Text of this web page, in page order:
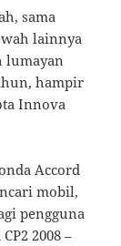
sama
lainnya
lumayan
hampir
Innova
Accord
mobil,
pengguna
2008 –